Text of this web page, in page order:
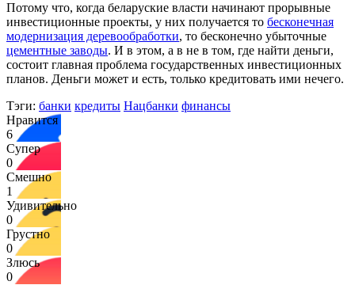
Потому что, когда беларуские власти начинают прорывные
инвестиционные проекты, у них получается то бесконечная
модернизация деревообработки, то бесконечно убыточные
цементные заводы. И в этом, а в не в том, где найти деньги,
состоит главная проблема государственных инвестиционных
планов. Деньги может и есть, только кредитовать ими нечего.
Тэги: банки кредиты Нацбанки финансы
Нравится
6
Супер
0
Смешно
1
Удивительно
0
Грустно
0
Злюсь
0